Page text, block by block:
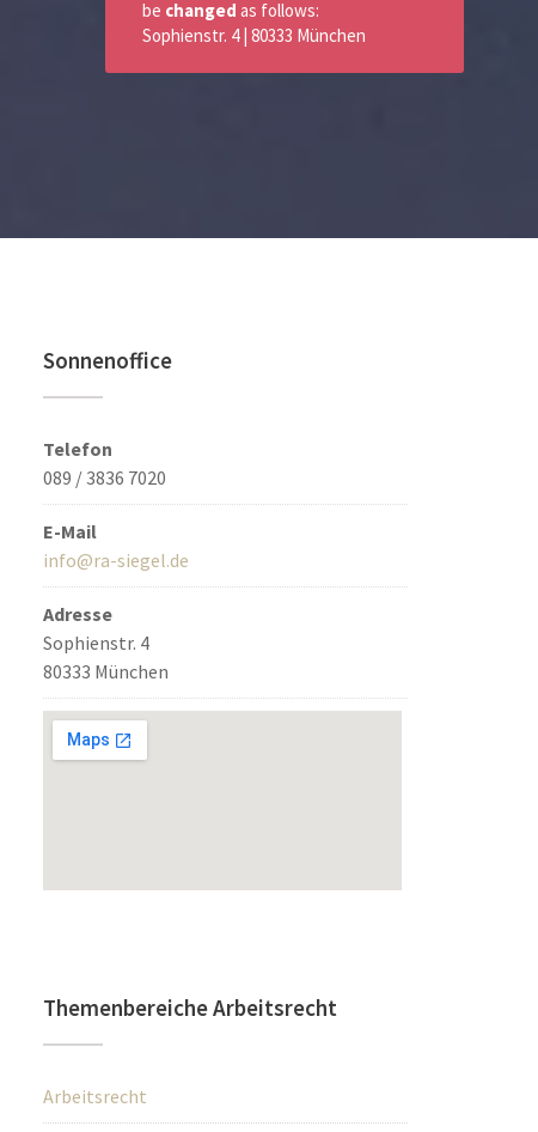
Sonnenoffice
Telefon
089 / 3836 7020
E-Mail
info@ra-siegel.de
Adresse
Sophienstr. 4
80333 München
Themenbereiche Arbeitsrecht
Arbeitsrecht
be changed as follows:
Sophienstr. 4 | 80333 München